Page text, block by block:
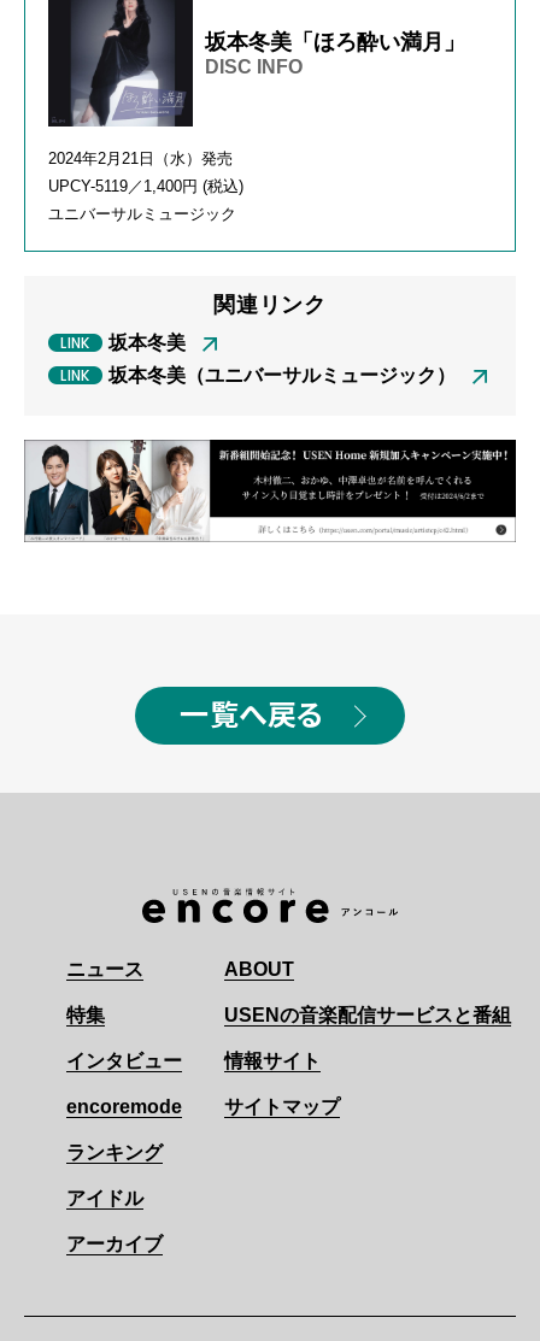
坂本冬美「ほろ酔い満月」
DISC INFO
2024年2月21日（水）発売
UPCY-5119／1,400円 (税込)
ユニバーサルミュージック
関連リンク
坂本冬美
坂本冬美（ユニバーサルミュージック）
一覧へ戻る
ニュース
特集
インタビュー
encoremode
ランキング
アイドル
アーカイブ
ABOUT
USENの音楽配信サービスと番組
情報サイト
サイトマップ